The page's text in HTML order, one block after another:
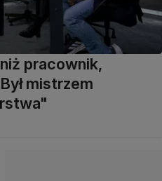
pracownik,
mistrzem